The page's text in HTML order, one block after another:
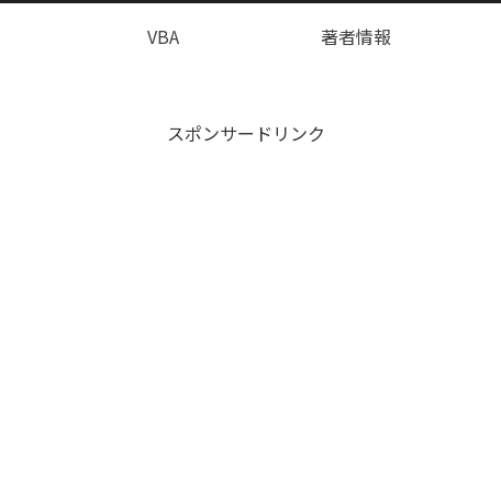
VBA 著者情報
スポンサードリンク